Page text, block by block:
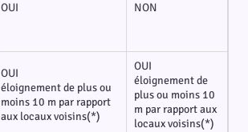
OUI NON
OUI
éloignement de plus ou
moins 10 m par rapport
aux locaux voisins(*)
OUI
éloignement de
plus ou moins 10
m par rapport aux
locaux voisins(*)